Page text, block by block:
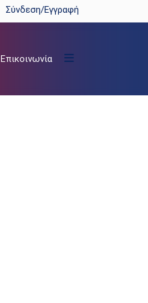
Σύνδεση/Εγγραφή
Επικοινωνία